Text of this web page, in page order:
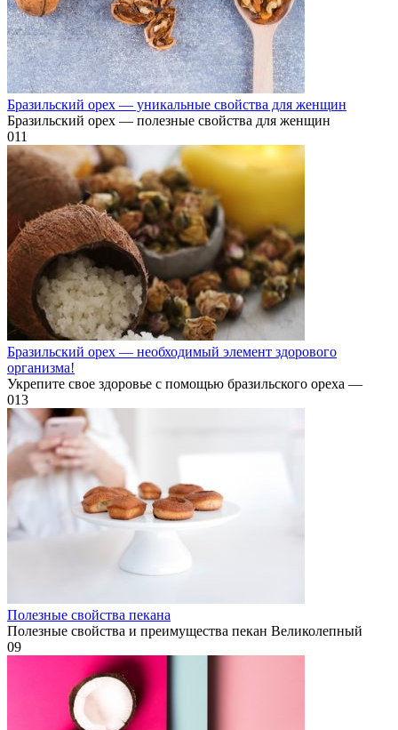
Бразильский орех — уникальные свойства для женщин
Бразильский орех — полезные свойства для женщин
011
Бразильский орех — необходимый элемент здорового
организма!
Укрепите свое здоровье с помощью бразильского ореха —
013
Полезные свойства пекана
Полезные свойства и преимущества пекан Великолепный
09